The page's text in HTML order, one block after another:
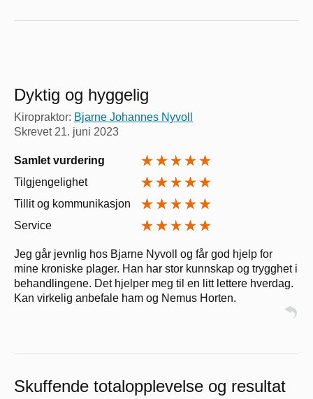
Dyktig og hyggelig
Kiropraktor: Bjarne Johannes Nyvoll
Skrevet 21. juni 2023
Samlet vurdering
Tilgjengelighet
Tillit og kommunikasjon
Service
Jeg går jevnlig hos Bjarne Nyvoll og får god hjelp for
mine kroniske plager. Han har stor kunnskap og trygghet i
behandlingene. Det hjelper meg til en litt lettere hverdag.
Kan virkelig anbefale ham og Nemus Horten.
Skuffende totalopplevelse og resultat